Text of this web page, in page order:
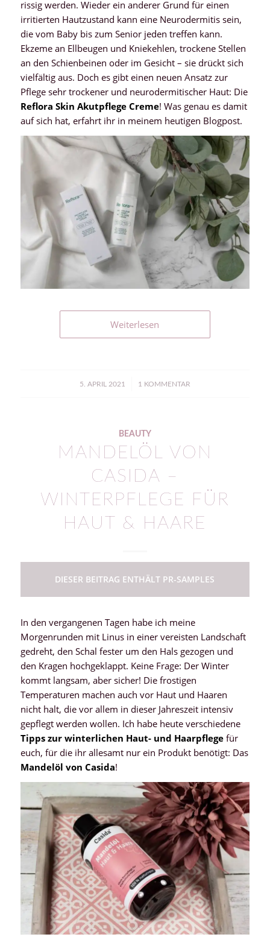
rissig werden. Wieder ein anderer Grund für einen
irritierten Hautzustand kann eine Neurodermitis sein,
die vom Baby bis zum Senior jeden treffen kann.
Ekzeme an Ellbeugen und Kniekehlen, trockene Stellen
an den Schienbeinen oder im Gesicht – sie drückt sich
vielfältig aus. Doch es gibt einen neuen Ansatz zur
Pflege sehr trockener und neurodermitischer Haut: Die
Reflora Skin Akutpflege Creme! Was genau es damit
auf sich hat, erfahrt ihr in meinem heutigen Blogpost.
Weiterlesen
5. APRIL 2021
/ 1 KOMMENTAR
BEAUTY
MANDELÖL VON
CASIDA –
WINTERPFLEGE FÜR
HAUT & HAARE
DIESER BEITRAG ENTHÄLT PR-SAMPLES
In den vergangenen Tagen habe ich meine
Morgenrunden mit Linus in einer vereisten Landschaft
gedreht, den Schal fester um den Hals gezogen und
den Kragen hochgeklappt. Keine Frage: Der Winter
kommt langsam, aber sicher! Die frostigen
Temperaturen machen auch vor Haut und Haaren
nicht halt, die vor allem in dieser Jahreszeit intensiv
gepflegt werden wollen. Ich habe heute verschiedene
Tipps zur winterlichen Haut- und Haarpflegefür
euch, für die ihr allesamt nur ein Produkt benötigt: Das
Mandelöl von Casida!